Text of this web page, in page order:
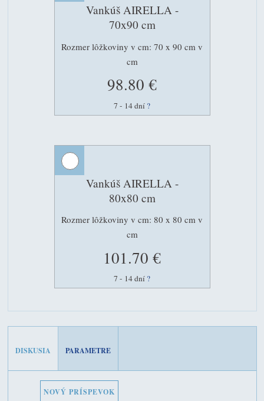
Vankúš AIRELLA -
70x90 cm
Rozmer lôžkoviny v cm: 70 x 90 cm v
cm
98.80 €
7 - 14 dní ?
Vankúš AIRELLA -
80x80 cm
Rozmer lôžkoviny v cm: 80 x 80 cm v
cm
101.70 €
7 - 14 dní ?
DISKUSIA PARAMETRE
NOVÝ PRÍSPEVOK